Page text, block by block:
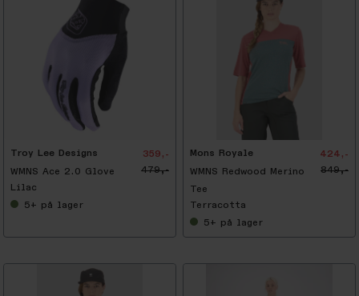
Troy Lee Designs
WMNS Ace 2.0 Glove
359,-
479,-
Lilac
5+ på lager
Mons Royale
WMNS Redwood Merino
Tee
424,-
849,-
Terracotta
5+ på lager